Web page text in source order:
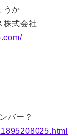
うか
株式会社
バー？